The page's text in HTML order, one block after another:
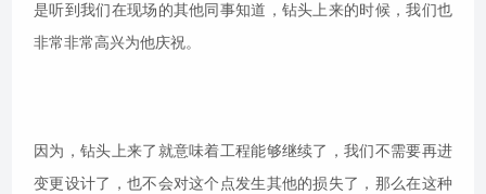
是听到我们在现场的其他同事知道，钻头上来的时候，我们也
非常非常高兴为他庆祝。
因为，钻头上来了就意味着工程能够继续了，我们不需要再进
变更设计了，也不会对这个点发生其他的损失了，那么在这种